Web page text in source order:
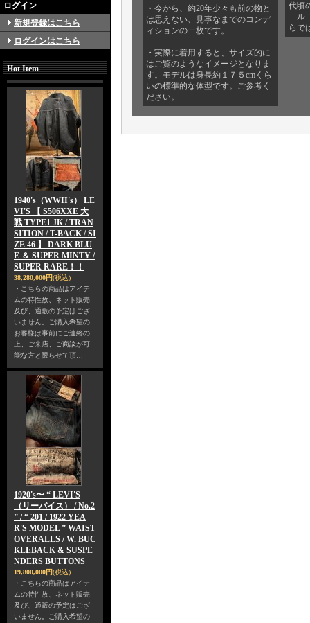
ログイン
新規登録はこちら
ログインはこちら
Hot Item
1940's（WWII's） LE
VI'S 【 S506XXE 大
戦 TYPE1 JK / TRAN
SITION / T-BACK / SI
ZE 46 】 DARK BLU
E ＆ SUPER MINTY /
SUPER RARE！！
38,280,000円(税込)
・こちらの商品はアイテ
ムの特性故、ネット販売
及び、通販の予定はござ
いません。ご購入希望の
お客様は事前にご連絡の
上、ご来店、ご商談が可
能な方と限らせて頂…
1920's〜 “ LEVI'S
（リーバイス） / No.2
” / “ 201 / 1922 YEA
R'S MODEL ” WAIST
OVERALLS / W. BUC
KLEBACK & SUSPE
NDERS BUTTONS
19,800,000円(税込)
・こちらの商品はアイテ
ムの特性故、ネット販売
及び、通販の予定はござ
いません。ご購入希望の
・今から、約20年少々も前の物と
は思えない、見事なまでのコンデ
ィションの一枚です。
・実際に着用すると、サイズ的に
はご覧のようなイメージとなりま
す。モデルは身長約１７５cmくら
いの標準的な体型です。ご参考く
ださい。
代頃
－
ら